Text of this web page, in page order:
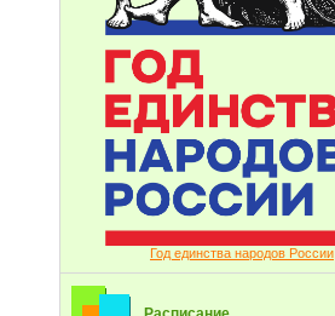
Год единства народов России